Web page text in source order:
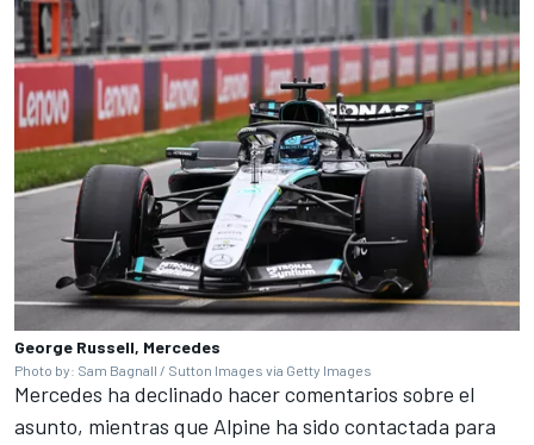
George Russell, Mercedes
Photo by: Sam Bagnall / Sutton Images via Getty Images
Mercedes ha declinado hacer comentarios sobre el
asunto, mientras que Alpine ha sido contactada para